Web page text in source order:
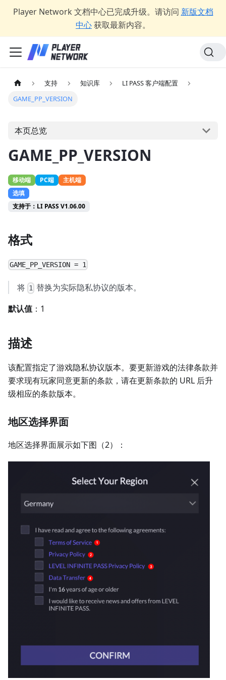
Player Network 文档中心已完成升级。请访问 新版文档
中心获取最新内容。
支持 知识库
LI PASS 客户端配置
GAME_PP_VERSION
本页总览
GAME_PP_VERSION
移动端 PC端
主机端
选填
支持于：LI PASS V1.06.00
格式
GAME_PP_VERSION = 1
将 1 替换为实际隐私协议的版本。
默认值：1
描述
该配置指定了游戏隐私协议版本。要更新游戏的法律条款并
要求现有玩家同意更新的条款，请在更新条款的 URL 后升
级相应的条款版本。
地区选择界面
地区选择界面展示如下图（2）：